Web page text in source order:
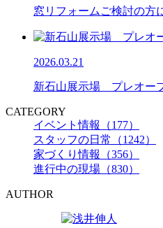
窓リフォームご検討の方
2026.03.21
新石山展示場 プレオー
CATEGORY
イベント情報（177）
スタッフの日常（1242）
家づくり情報（356）
進行中の現場（830）
AUTHOR